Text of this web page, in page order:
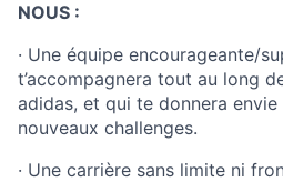
NOUS :
· Une équipe encourageante/
t’accompagnera tout au long
adidas, et qui te donnera
nouveaux challenges.
· Une carrière sans limite ni